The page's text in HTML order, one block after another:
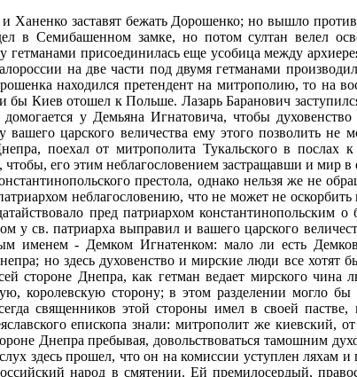
заставят бежать Дорошенко; но вышло
в Семибашенном замке, но потом султан велел
присоединилась еще усобица между
на две части под двумя гетманами
находился претендент на митрополию, то на
бы Киев отошел к Польше. Лазарь Баранович
у Демьяна Игнатовича, чтобы
вашего царского величества ему этого позволить
поехал от митрополита Тукальского в
его этим неблагословением застращавши и мир
престола, однако нельзя же не
неблагословению, что не может не
пред патриархом
у св. патриарха выправил и вашего царского
именем - Демком Игнатенком: мало ли есть
но здесь духовенство и мирские люди все
стороне Днепра, как гетман ведает мирского
королевскую сторону; в этом разделении могло
священников этой стороны имел в своей
епископа знали: митрополит же
Днепра пребывая, довольствоваться
здесь прошел, что он на комиссии уступлен ляхам
народ в смятении. Ей премилосердый,